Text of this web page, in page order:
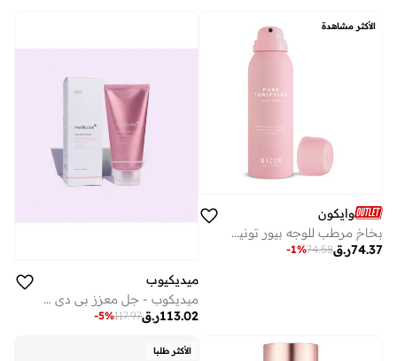
الأكثر مشاهدة
وايكون
بخاخ مرطب للوجه بيور تونيفاينج
ر.ق74.37
74.58
-1%
ميديكيوب
ميديكوب - جل معزز بي دي آر إن 300مل
ر.ق113.02
117.97
-5%
الأكثر طلبا